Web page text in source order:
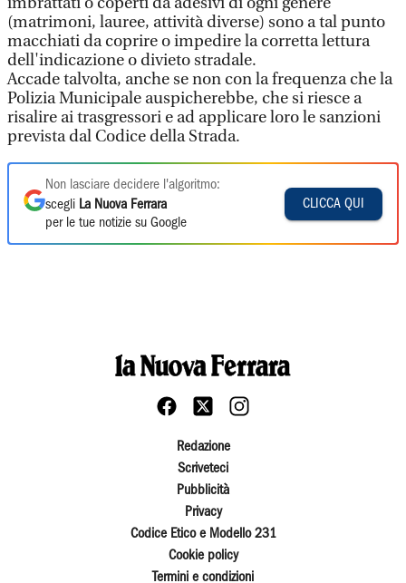
(matrimoni, lauree, attività diverse) sono a tal punto
macchiati da coprire o impedire la corretta lettura
dell'indicazione o divieto stradale.
Accade talvolta, anche se non con la frequenza che la
Polizia Municipale auspicherebbe, che si riesce a
risalire ai trasgressori e ad applicare loro le sanzioni
prevista dal Codice della Strada.
Non lasciare decidere l'algoritmo:
scegli La Nuova Ferrara
per le tue notizie su Google
CLICCA QUI
Redazione
Scriveteci
Pubblicità
Privacy
Codice Etico e Modello 231
Cookie policy
Termini e condizioni